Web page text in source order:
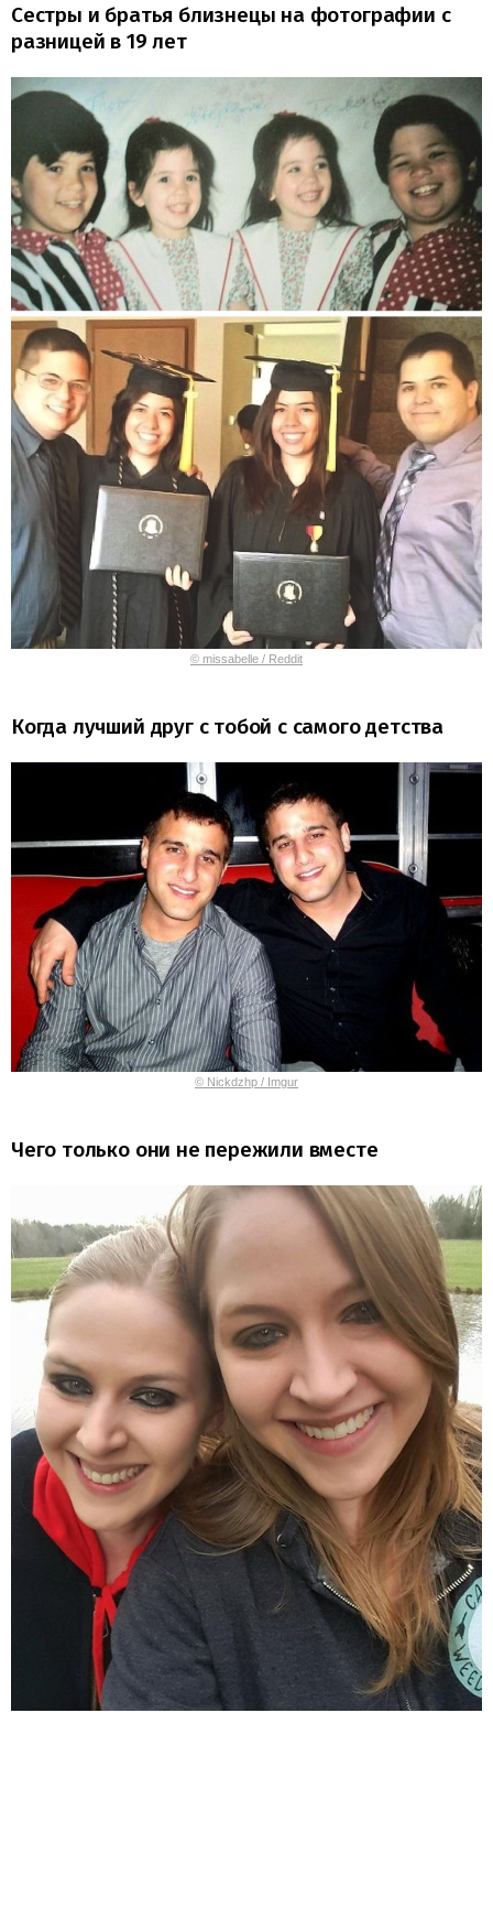
Сестры и братья близнецы на фотографии с
разницей в 19 лет
© missabelle / Reddit
Когда лучший друг с тобой с самого детства
© Nickdzhp / Imgur
Чего только они не пережили вместе